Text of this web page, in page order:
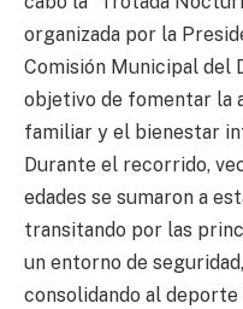
organizada por la
Comisión Municipal del
objetivo de fomentar la
familiar y el bienestar
Durante el recorrido,
edades se sumaron a
transitando por las
un entorno de
consolidando al